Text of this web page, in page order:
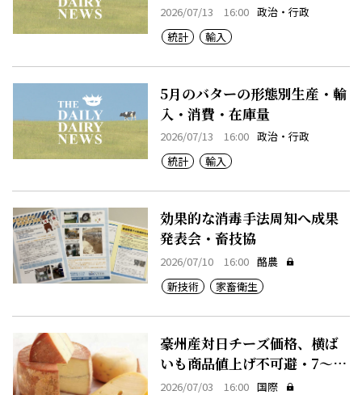
2026/07/13 16:00 政治・行政
統計
輸入
5月のバターの形態別生産・輸
入・消費・在庫量
2026/07/13 16:00 政治・行政
統計
輸入
効果的な消毒手法周知へ成果
発表会・畜技協
2026/07/10 16:00 酪農
新技術
家畜衛生
豪州産対日チーズ価格、横ば
いも商品値上げ不可避・7～12
月期
2026/07/03 16:00 国際